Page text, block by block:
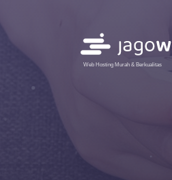
Web Hosting Murah & Berkualitas